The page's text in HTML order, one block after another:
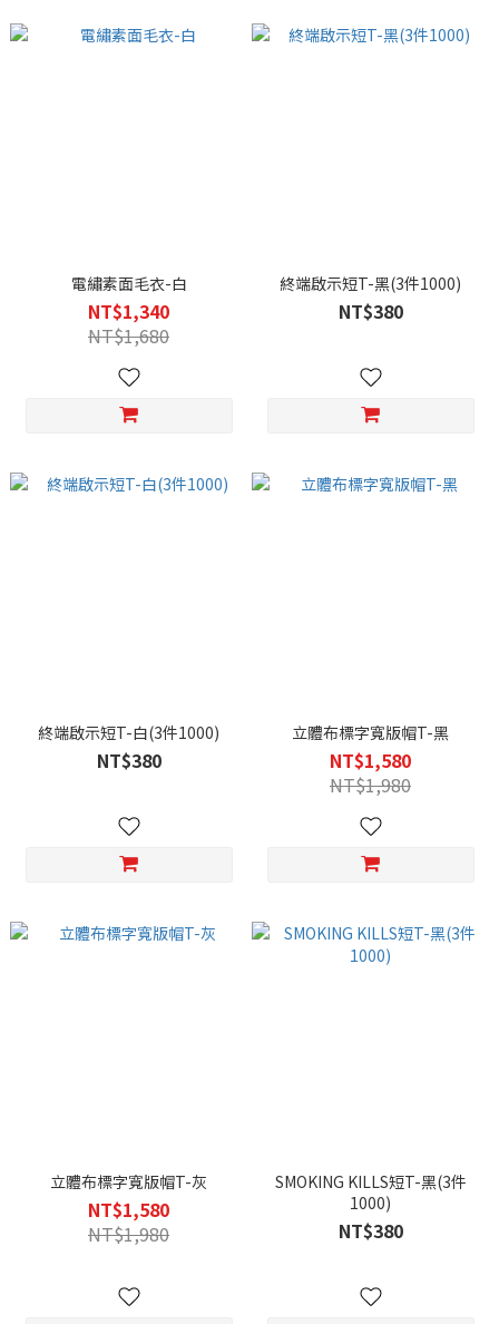
電繡素面毛衣-白
NT$1,340
NT$1,680
終端啟示短T-黑(3件1000)
NT$380
終端啟示短T-白(3件1000)
NT$380
立體布標字寬版帽T-黑
NT$1,580
NT$1,980
立體布標字寬版帽T-灰
NT$1,580
NT$1,980
SMOKING KILLS短T-黑(3件
1000)
NT$380